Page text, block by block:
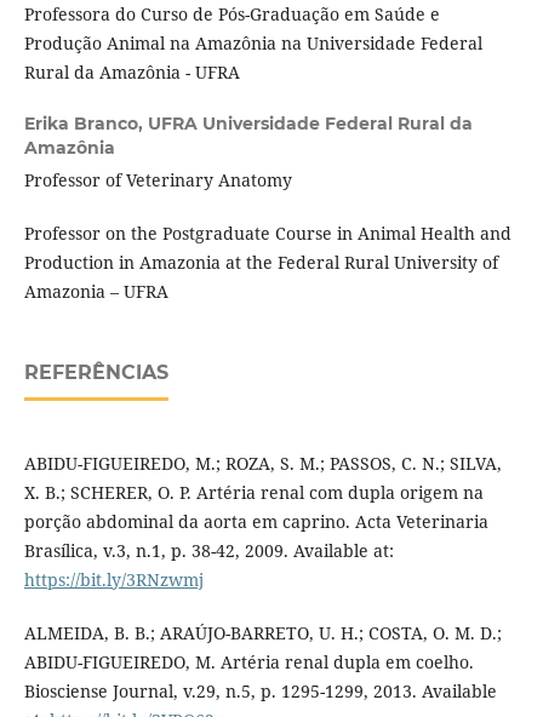
Professora do Curso de Pós-Graduação em Saúde e
Produção Animal na Amazônia na Universidade Federal
Rural da Amazônia - UFRA
Erika Branco, UFRA Universidade Federal Rural da
Amazônia
Professor of Veterinary Anatomy
Professor on the Postgraduate Course in Animal Health and
Production in Amazonia at the Federal Rural University of
Amazonia – UFRA
REFERÊNCIAS
ABIDU-FIGUEIREDO, M.; ROZA, S. M.; PASSOS, C. N.; SILVA,
X. B.; SCHERER, O. P. Artéria renal com dupla origem na
porção abdominal da aorta em caprino. Acta Veterinaria
Brasílica, v.3, n.1, p. 38-42, 2009. Available at:
https://bit.ly/3RNzwmj
ALMEIDA, B. B.; ARAÚJO-BARRETO, U. H.; COSTA, O. M. D.;
ABIDU-FIGUEIREDO, M. Artéria renal dupla em coelho.
Biosciense Journal, v.29, n.5, p. 1295-1299, 2013. Available